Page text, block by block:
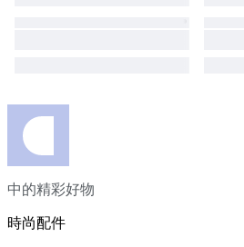
中的精彩好物
時尚配件